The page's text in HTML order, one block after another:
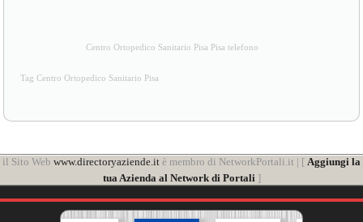
Centro Ortopedico Sanitario Pisa Pisa telefono
Tag Centro Ortopedico Sanitario Pisa
il Sito Web www.directoryaziende.it è membro di NetworkPortali.it | [ Aggiungi la
tua Azienda al Network di Portali ]